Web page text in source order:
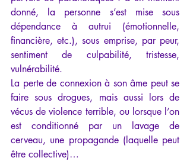
donné, la personne s’est mise sous
dépendance à autrui (émotionnelle,
financière, etc.), sous emprise, par peur,
sentiment de culpabilité, tristesse,
vulnérabilité.
La perte de connexion à son âme peut se
faire sous drogues, mais aussi lors de
vécus de violence terrible, ou lorsque l’on
est conditionné par un lavage de
cerveau, une propagande (laquelle peut
être collective)…